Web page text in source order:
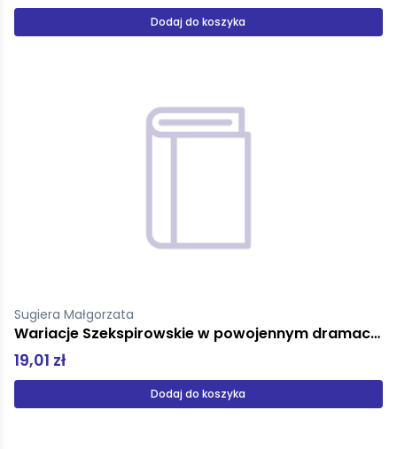
Dodaj do koszyka
Sugiera Małgorzata
Wariacje Szekspirowskie w powojennym dramacie europejskim
19,01 zł
Dodaj do koszyka